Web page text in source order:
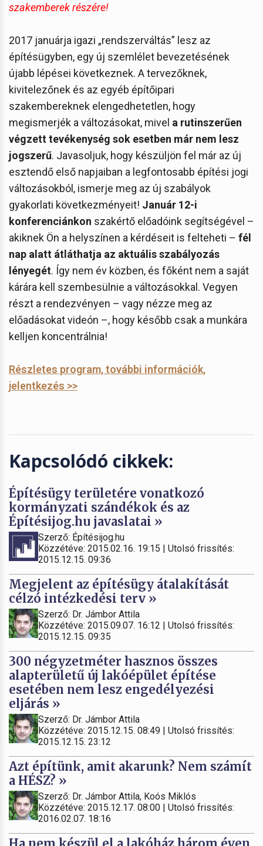
szakemberek részére!
2017 januárja igazi „rendszerváltás” lesz az
építésügyben, egy új szemlélet bevezetésének
újabb lépései következnek. A tervezőknek,
kivitelezőnek és az egyéb építőipari
szakembereknek elengedhetetlen, hogy
megismerjék a változásokat, mivel a rutinszerűen
végzett tevékenység sok esetben már nem lesz
jogszerű. Javasoljuk, hogy készüljön fel már az új
esztendő első napjaiban a legfontosabb építési jogi
változásokból, ismerje meg az új szabályok
gyakorlati következményeit! Január 12-i
konferenciánkon szakértő előadóink segítségével –
akiknek Ön a helyszínen a kérdéseit is felteheti – fél
nap alatt átláthatja az aktuális szabályozás
lényegét. Így nem év közben, és főként nem a saját
kárára kell szembesülnie a változásokkal. Vegyen
részt a rendezvényen – vagy nézze meg az
előadásokat videón –, hogy később csak a munkára
kelljen koncentrálnia!
Részletes program, további információk,
jelentkezés >>
Kapcsolódó cikkek:
Építésügy területére vonatkozó
kormányzati szándékok és az
Építésijog.hu javaslatai »
Szerző: Építésijog.hu
Közzétéve: 2015.02.16. 19:15 | Utolsó frissítés:
2015.12.15. 09:36
Megjelent az építésügy átalakítását
célzó intézkedési terv »
Szerző: Dr. Jámbor Attila
Közzétéve: 2015.09.07. 16:12 | Utolsó frissítés:
2015.12.15. 09:35
300 négyzetméter hasznos összes
alapterületű új lakóépület építése
esetében nem lesz engedélyezési
eljárás »
Szerző: Dr. Jámbor Attila
Közzétéve: 2015.12.15. 08:49 | Utolsó frissítés:
2015.12.15. 23:12
Azt építünk, amit akarunk? Nem számít
a HÉSZ? »
Szerző: Dr. Jámbor Attila, Koós Miklós
Közzétéve: 2015.12.17. 08:00 | Utolsó frissítés:
2016.02.07. 18:16